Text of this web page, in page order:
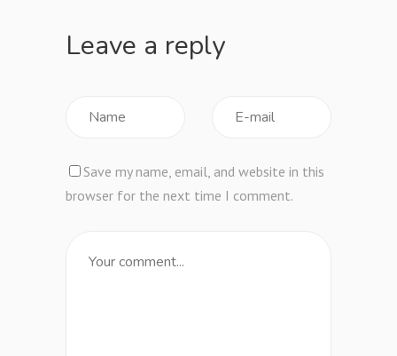
Leave a reply
Save my name, email, and website in this
browser for the next time I comment.